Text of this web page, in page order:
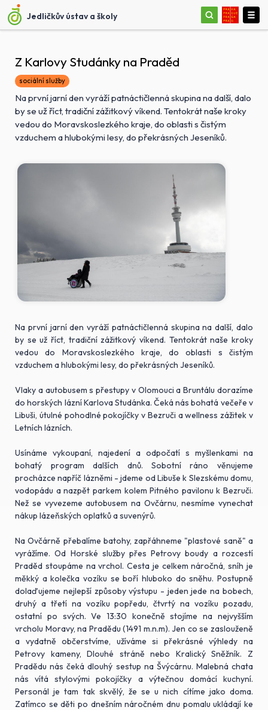
Jedličkův ústav a školy
Z Karlovy Studánky na Praděd
sociální služby
Na první jarní den vyráží patnáctičlenná skupina na další, dalo
by se už říct, tradiční zážitkový víkend. Tentokrát naše kroky
vedou do Moravskoslezkého kraje, do oblasti s čistým
vzduchem a hlubokými lesy, do překrásných Jeseníků.
Na první jarní den vyráží patnáctičlenná skupina na další, dalo
by se už říct, tradiční zážitkový víkend. Tentokrát naše kroky
vedou do Moravskoslezkého kraje, do oblasti s čistým
vzduchem a hlubokými lesy, do překrásných Jeseníků.
Vlaky a autobusem s přestupy v Olomouci a Bruntálu dorazíme
do horských lázní Karlova Studánka. Čeká nás bohatá večeře v
Libuši, útulné pohodlné pokojíčky v Bezruči a wellness zážitek v
Letních lázních.
Usínáme vykoupaní, najedení a odpočatí s myšlenkami na
bohatý program dalších dnů. Sobotní ráno věnujeme
procházce napříč lázněmi - jdeme od Libuše k Slezskému domu,
vodopádu a nazpět parkem kolem Pitného pavilonu k Bezruči.
Než se vyvezeme autobusem na Ovčárnu, nesmíme vynechat
nákup lázeňských oplatků a suvenýrů.
Na Ovčárně přebalíme batohy, zapřáhneme "plastové saně" a
vyrážíme. Od Horské služby přes Petrovy boudy a rozcestí
Praděd stoupáme na vrchol. Cesta je celkem náročná, sníh je
měkký a kolečka vozíku se boří hluboko do sněhu. Postupně
dolaďujeme nejlepší způsoby výstupu - jeden jede na bobech,
druhý a třetí na vozíku popředu, čtvrtý na vozíku pozadu,
ostatní po svých. Ve 13:30 konečně stojíme na nejvyšším
vrcholu Moravy, na Pradědu (1491 m.n.m). Jen co se zaslouženě
a vydatně občerstvíme, užíváme si překrásné výhledy na
Petrovy kameny, Dlouhé stráně nebo Kralický Sněžník. Z
Pradědu nás čeká dlouhý sestup na Švýcárnu. Malebná chata
nás vítá stylovými pokojíčky a výtečnou domácí kuchyní.
Personál je tam tak skvělý, že se u nich cítíme jako doma.
Zatímco se děti po dnešním náročném dnu pomalu ukládají ke